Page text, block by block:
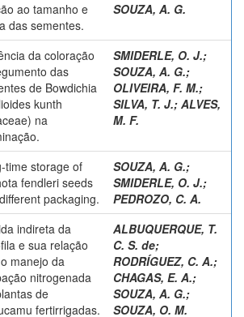
ao tamanho e
das sementes.
SOUZA, A. G.
da coloração
das
de Bowdichia
kunth
na
SMIDERLE, O. J.;
SOUZA, A. G.;
OLIVEIRA, F. M.;
SILVA, T. J.; ALVES,
M. F.
time storage of
fendleri seeds
packaging.
SOUZA, A. G.;
SMIDERLE, O. J.;
PEDROZO, C. A.
indireta da
e sua relação
manejo da
nitrogenada
de
fertirrigadas.
ALBUQUERQUE, T.
C. S. de;
RODRÍGUEZ, C. A.;
CHAGAS, E. A.;
SOUZA, A. G.;
SOUZA, O. M.